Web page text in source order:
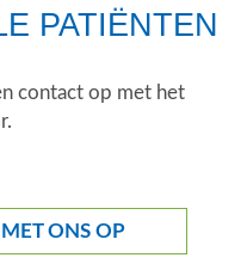
PATIËNTEN
contact op met het
ONS OP